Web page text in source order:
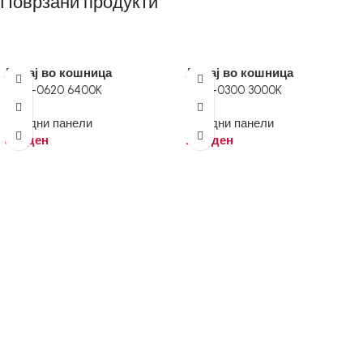
Додај во кошница
LP02-0620 6400K
Вградни панели
310 ден
Додај во кошница
LP03-0300 3000K
Вградни панели
240 ден